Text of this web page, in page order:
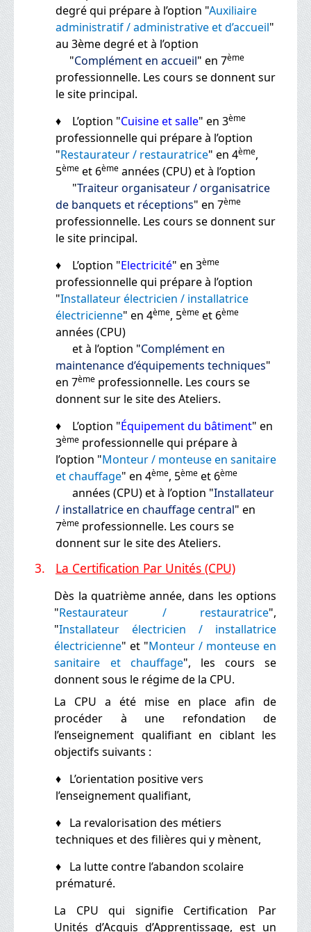
degré qui prépare à l’option "Auxiliaire
administratif / administrative et d’accueil"
au 3ème degré et à l’option
"Complément en accueil" en 7ème
professionnelle. Les cours se donnent sur
le site principal.
♦ L’option "Cuisine et salle" en 3ème
professionnelle qui prépare à l’option
"Restaurateur / restauratrice" en 4ème,
5ème et 6ème années (CPU) et à l’option
"Traiteur organisateur / organisatrice
de banquets et réceptions" en 7ème
professionnelle. Les cours se donnent sur
le site principal.
♦ L’option "Electricité" en 3ème
professionnelle qui prépare à l’option
"Installateur électricien / installatrice
électricienne" en 4ème, 5ème et 6ème
années (CPU)
et à l’option "Complément en
maintenance d’équipements techniques"
en 7ème professionnelle. Les cours se
donnent sur le site des Ateliers.
♦ L’option "Équipement du bâtiment" en
3ème professionnelle qui prépare à
l’option "Monteur / monteuse en sanitaire
et chauffage" en 4ème, 5ème et 6ème
années (CPU) et à l’option "Installateur
/ installatrice en chauffage central" en
7ème professionnelle. Les cours se
donnent sur le site des Ateliers.
3. La Certification Par Unités (CPU)
Dès la quatrième année, dans les options
"Restaurateur / restauratrice",
"Installateur électricien / installatrice
électricienne" et "Monteur / monteuse en
sanitaire et chauffage", les cours se
donnent sous le régime de la CPU.
La CPU a été mise en place afin de
procéder à une refondation de
l’enseignement qualifiant en ciblant les
objectifs suivants :
♦ L’orientation positive vers
l’enseignement qualifiant,
♦ La revalorisation des métiers
techniques et des filières qui y mènent,
♦ La lutte contre l’abandon scolaire
prématuré.
La CPU qui signifie Certification Par
Unités d’Acquis d’Apprentissage, est un